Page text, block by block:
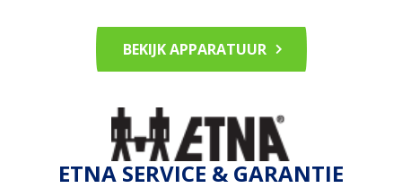
BEKIJK APPARATUUR
ETNA SERVICE & GARANTIE